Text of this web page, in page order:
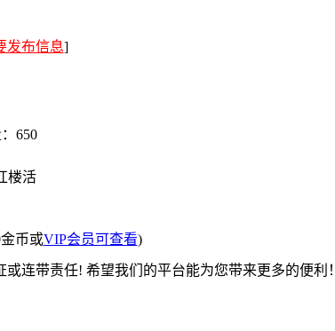
发布信息]
650
楼活
币或VIP会员可查看)
连带责任! 希望我们的平台能为您带来更多的便利！